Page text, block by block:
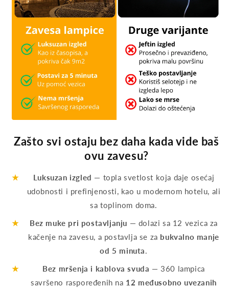
Zašto svi ostaju bez daha kada vide baš
ovu zavesu?
★ Luksuzan izgled — topla svetlost koja daje osećaj
udobnosti i prefinjenosti, kao u modernom hotelu, ali
sa toplinom doma.
★
Bez muke pri postavljanju — dolazi sa 12 vezica za
kačenje na zavesu, a postavlja se za bukvalno manje
od 5 minuta.
★
Bez mršenja i kablova svuda — 360 lampica
savršeno raspoređenih na 12 međusobno uvezanih